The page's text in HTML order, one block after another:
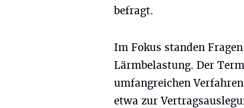
befragt.
Im Fokus standen
Lärmbelastung. Der
umfangreichen
etwa zur